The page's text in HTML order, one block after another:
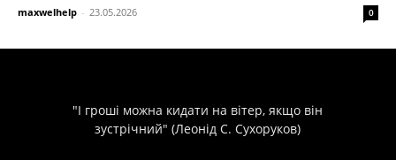
maxwelhelp - 23.05.2026 0
"І гроші можна кидати на вітер, якщо він
зустрічний" (Леонід С. Сухоруков)